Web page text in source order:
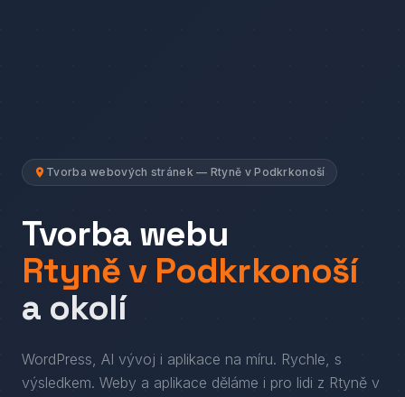
Tvorba webových stránek — Rtyně v Podkrkonoší
Tvorba webu
Rtyně v Podkrkonoší
a okolí
WordPress, AI vývoj i aplikace na míru. Rychle, s
výsledkem. Weby a aplikace děláme i pro lidi z Rtyně v